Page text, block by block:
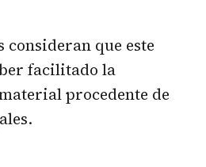
consideran que este
facilitado la
procedente de